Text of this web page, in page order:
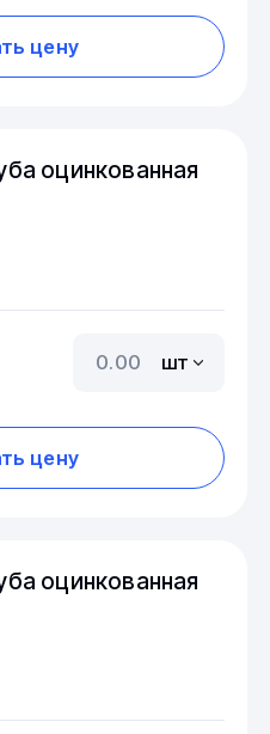
цену
оцинкованная
шт
цену
оцинкованная